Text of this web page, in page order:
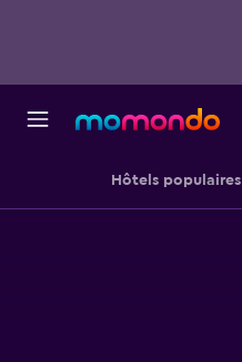
Hôtels populaires